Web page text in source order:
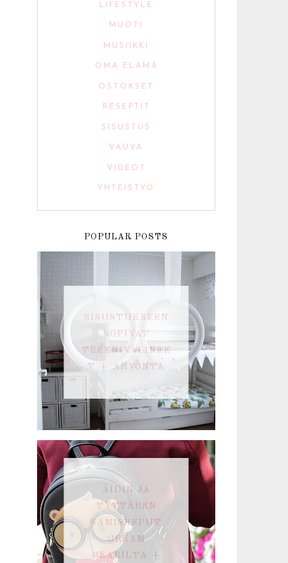
LIFESTYLE
MUOTI
MUSIIKKI
OMA ELÄMÄ
OSTOKSET
RESEPTIT
SISUSTUS
VAUVA
VIDEOT
YHTEISTYÖ
POPULAR POSTS
SISUSTUKSEEN
SOPIVAT
TREENIVÄLINEE
T + ARVONTA
ÄIDIN JA
TYTTÄREN
SAMISREPUT
CREAM
BEARILTA +